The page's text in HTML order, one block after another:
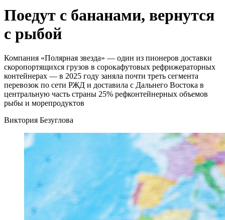
Поедут с бананами, вернутся
с рыбой
Компания «Полярная звезда» — один из пионеров доставки
скоропортящихся грузов в сорокафутовых рефрижераторных
контейнерах — в 2025 году заняла почти треть сегмента
перевозок по сети РЖД и доставила с Дальнего Востока в
центральную часть страны 25% рефконтейнерных объемов
рыбы и морепродуктов
Виктория Безуглова